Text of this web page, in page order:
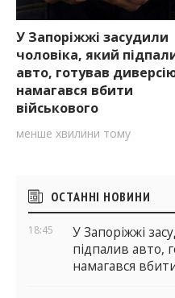
У Запоріжжі засудили
чоловіка, який
авто, готував
намагався вбити
військового
менше хвилини тому
Бічні
віджети
ОСТАННІ НОВИНИ
18:45
У Запоріжжі
підпалив авто,
намагався